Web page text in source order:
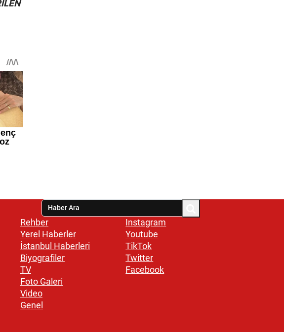
Rehber
Yerel Haberler
İstanbul Haberleri
Biyografiler
TV
Foto Galeri
Video
Genel
Instagram
Youtube
TikTok
Twitter
Facebook